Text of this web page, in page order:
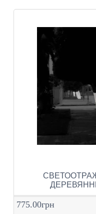
775.00грн